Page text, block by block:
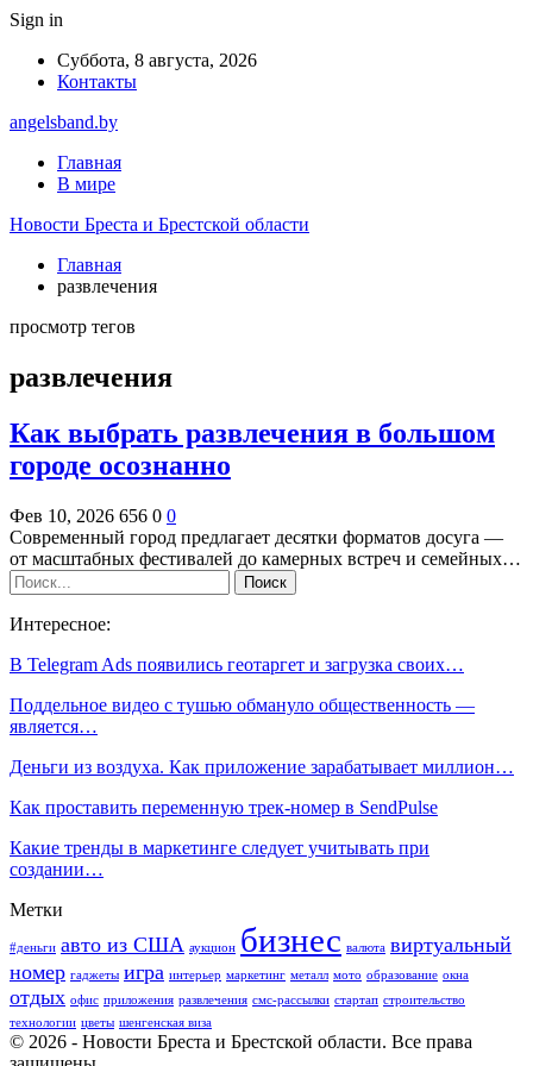
Sign in
Суббота, 8 августа, 2026
Контакты
angelsband.by
Главная
В мире
Новости Бреста и Брестской области
Главная
развлечения
просмотр тегов
развлечения
Как выбрать развлечения в большом
городе осознанно
Фев 10, 2026 656 0 0
Современный город предлагает десятки форматов досуга —
от масштабных фестивалей до камерных встреч и семейных…
Интересное:
В Telegram Ads появились геотаргет и загрузка своих…
Поддельное видео с тушью обмануло общественность —
является…
Деньги из воздуха. Как приложение зарабатывает миллион…
Как проставить переменную трек-номер в SendPulse
Какие тренды в маркетинге следует учитывать при
создании…
Метки
#деньги авто из США аукцион бизнес валюта виртуальный
номер гаджеты игра интерьер маркетинг металл мото образование окна
отдых офис приложения развлечения смс-рассылки стартап строительство
технологии цветы шенгенская виза
© 2026 - Новости Бреста и Брестской области. Все права